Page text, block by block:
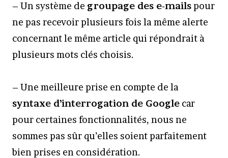
– Un système de groupage des e-mailspour
ne pas recevoir plusieurs fois la même alerte
concernant le même article qui répondrait à
plusieurs mots clés choisis.
– Une meilleure prise en compte de la
syntaxe d’interrogation de Google car
pour certaines fonctionnalités, nous ne
sommes pas sûr qu’elles soient parfaitement
bien prises en considération.